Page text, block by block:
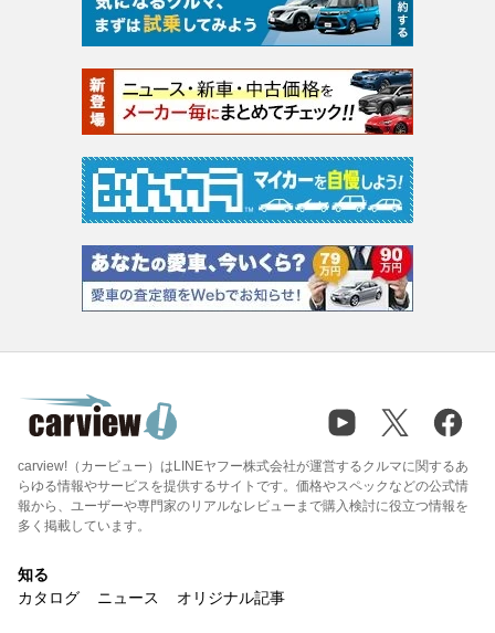
carview!（カービュー）はLINEヤフー株式会社が運営するクルマに関するあ
らゆる情報やサービスを提供するサイトです。価格やスペックなどの公式情
報から、ユーザーや専門家のリアルなレビューまで購入検討に役立つ情報を
多く掲載しています。
知る
カタログ
ニュース オリジナル記事